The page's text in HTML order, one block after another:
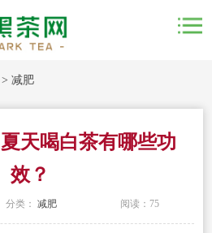
>减肥
天喝白茶有哪些功
效？
分类：减肥 阅读： 75